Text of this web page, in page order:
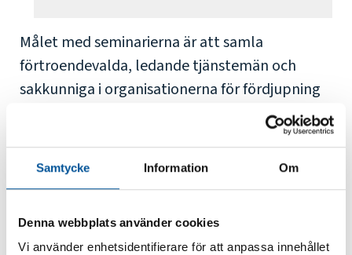
Samtycke Information Om
Denna webbplats använder cookies
Vi använder enhetsidentifierare för att anpassa innehållet
Målet med seminarierna är att samla
förtroendevalda, ledande tjänstemän och
sakkunniga i organisationerna för fördjupning
och erfarenhetsutbyte inom områden
relevanta för alla medlemsorganisationer.
Seminarierna ska ge NLS
medlemsorganisationer relevant kunskap som
påverkansarbete.